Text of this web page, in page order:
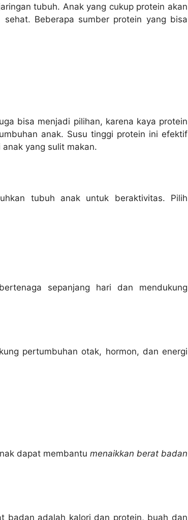
tubuh. Anak yang cukup protein akan
Beberapa sumber protein yang bisa
bisa menjadi pilihan, karena kaya protein
anak. Susu tinggi protein ini efektif
yang sulit makan.
tubuh anak untuk beraktivitas. Pilih
sepanjang hari dan mendukung
pertumbuhan otak, hormon, dan energi
dapat membantu menaikkan berat badan
badan adalah kalori dan protein, buah dan